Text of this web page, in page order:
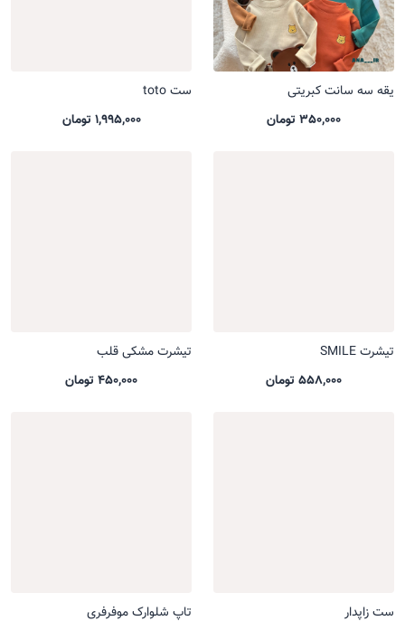
یقه سه سانت کبریتی
350,000 تومان
ست toto
1,995,000 تومان
تیشرت SMILE
558,000 تومان
تیشرت مشکی قلب
450,000 تومان
ست زاپدار
تاپ شلوارک موفرفری